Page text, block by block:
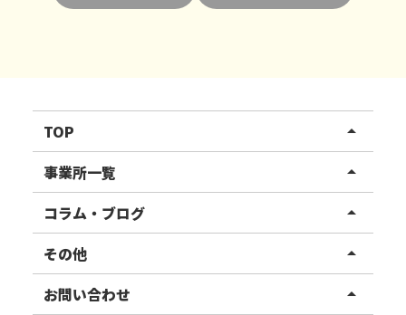
TOP arrow_drop_up
リハスワーク
リハスファーム
事業所一覧 arrow_drop_up
関東エリア
東北エリア
甲信越エリア
コラム・ブログ arrow_drop_up
事業所ブログ
ご利用者様の声
その他 arrow_drop_up
お知らせ
お問い合わせ arrow_drop_up